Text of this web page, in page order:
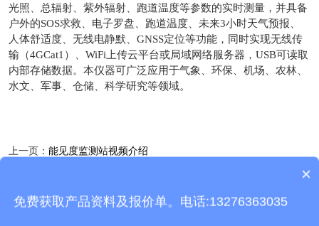
光照、总辐射、紫外辐射、跑道温度等参数的实时测量，并具备
户外的SOS求救、电子罗盘、跑道温度、未来3小时天气预报、
人体舒适度、无线电静默、GNSS定位等功能，同时实现无线传
输（4GCat1）、WiFi上传云平台或局域网络服务器，USB可读取
内部存储数据。本仪器可广泛应用于气象、环保、机场、农林、
水文、军事、仓储、科学研究等领域。
上一页： 能见度监测站视频介绍
产品包含安装吗？
×
免费获取产品资料及报价单。电话:13276363035